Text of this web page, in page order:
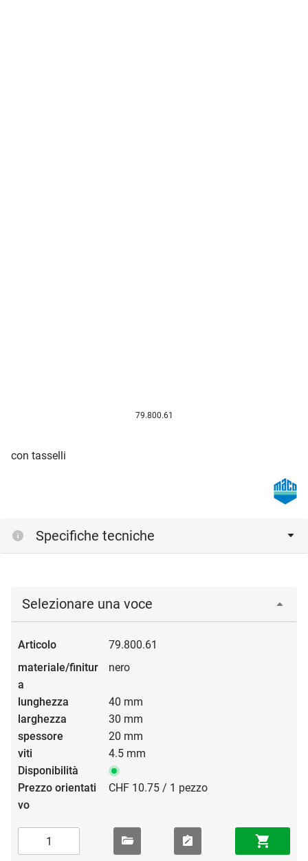
79.800.61
con tasselli
Specifiche tecniche
Selezionare una voce
79.800.61
nero
40 mm
30 mm
20 mm
4.5 mm
CHF 10.75 / 1 pezzo